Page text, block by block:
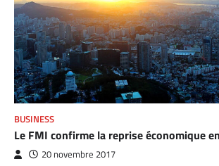
BUSINESS
Le FMI confirme la reprise économique
20 novembre 2017